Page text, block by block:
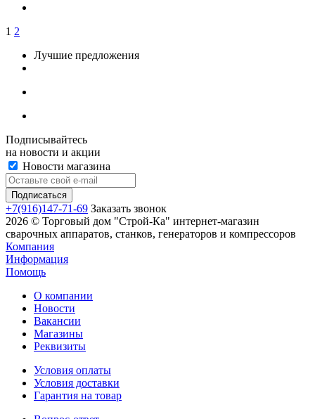
1 2
Лучшие предложения
Подписывайтесь
на новости и акции
Новости магазина
+7(916)147-71-69 Заказать звонок
2026 © Торговый дом "Строй-Ка" интернет-магазин
сварочных аппаратов, станков, генераторов и компрессоров
Компания
Информация
Помощь
О компании
Новости
Вакансии
Магазины
Реквизиты
Условия оплаты
Условия доставки
Гарантия на товар